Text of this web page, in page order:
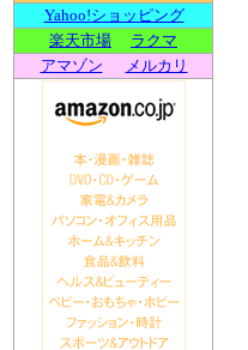
Yahoo!ショッピング
楽天市場
ラクマ
アマゾン
メルカリ